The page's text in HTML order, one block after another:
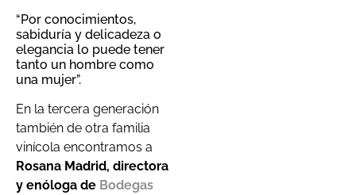
“Por conocimientos,
sabiduría y delicadeza o
elegancia lo puede tener
tanto un hombre como
una mujer”.
En la tercera generación
también de otra familia
vinícola encontramos a
Rosana Madrid, directora
y enóloga de Bodegas